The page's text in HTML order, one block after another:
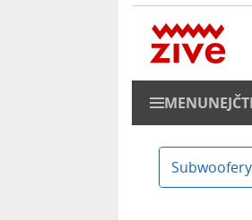
MENU
Subwoofery